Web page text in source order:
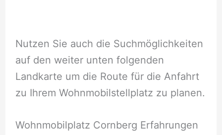
Nutzen Sie auch die Suchmöglichkeiten
auf den weiter unten folgenden
Landkarte um die Route für die Anfahrt
zu Ihrem Wohnmobilstellplatz zu planen.
Wohnmobilplatz Cornberg Erfahrungen